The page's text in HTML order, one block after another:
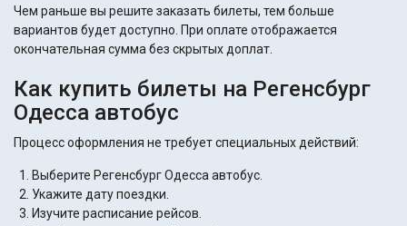
Чем раньше вы решите заказать билеты, тем больше
вариантов будет доступно. При оплате отображается
окончательная сумма без скрытых доплат.
Как купить билеты на Регенсбург
Одесса автобус
Процесс оформления не требует специальных действий:
Выберите Регенсбург Одесса автобус.
Укажите дату поездки.
Изучите расписание рейсов.